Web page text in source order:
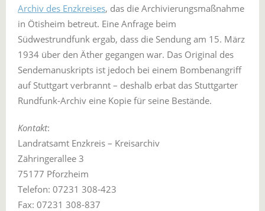
Archiv des Enzkreises, das die Archivierungsmaßnahme
in Ötisheim betreut. Eine Anfrage beim
Südwestrundfunk ergab, dass die Sendung am 15. März
1934 über den Äther gegangen war. Das Original des
Sendemanuskripts ist jedoch bei einem Bombenangriff
auf Stuttgart verbrannt – deshalb erbat das Stuttgarter
Rundfunk-Archiv eine Kopie für seine Bestände.
Kontakt:
Landratsamt Enzkreis – Kreisarchiv
Zähringerallee 3
75177 Pforzheim
Telefon: 07231 308-423
Fax: 07231 308-837